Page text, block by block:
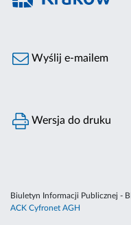
Wyślij e-mailem
Wersja do druku
Biuletyn Informacji Publicznej -
ACK Cyfronet AGH